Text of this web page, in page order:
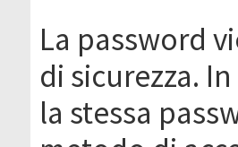
La password
di sicurezza.
la stessa